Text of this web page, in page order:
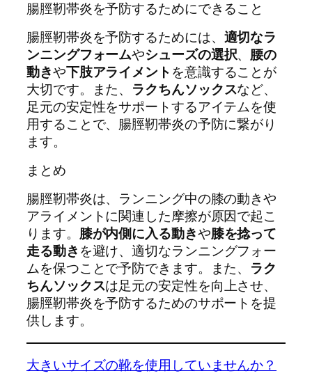
腸脛靭帯炎を予防するためにできること
腸脛靭帯炎を予防するためには、 適切なラ
ンニングフォームやシューズの選択、 腰の
動きや下肢アライメント を意識することが
大切です。また、 ラクちんソックスなど、
足元の安定性をサポートするアイテムを使
用することで、腸脛靭帯炎の予防に繋がり
ます。
まとめ
腸脛靭帯炎は、ランニング中の膝の動きや
アライメントに関連した摩擦が原因で起こ
ります。 膝が内側に入る動きや膝を捻って
走る動き を避け、適切なランニングフォー
ムを保つことで予防できます。また、 ラク
ちんソックスは足元の安定性を向上させ、
腸脛靭帯炎を予防するためのサポートを提
供します。
大きいサイズの靴を使用していませんか？